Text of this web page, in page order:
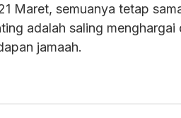
Maret, semuanya tetap
adalah saling menghargai
jamaah.